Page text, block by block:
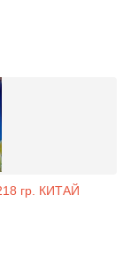
гр. КИТАЙ